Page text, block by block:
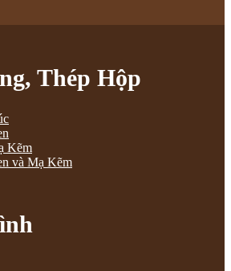
Thép Hộp
Kẽm
và Mạ Kẽm